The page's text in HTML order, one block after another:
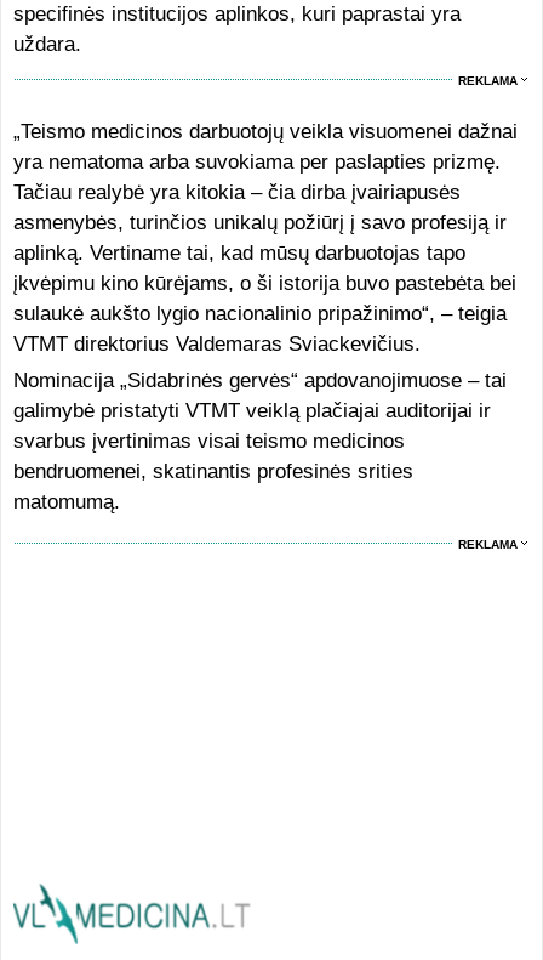
specifinės institucijos aplinkos, kuri paprastai yra
uždara.
REKLAMA
„Teismo medicinos darbuotojų veikla visuomenei dažnai
yra nematoma arba suvokiama per paslapties prizmę.
Tačiau realybė yra kitokia – čia dirba įvairiapusės
asmenybės, turinčios unikalų požiūrį į savo profesiją ir
aplinką. Vertiname tai, kad mūsų darbuotojas tapo
įkvėpimu kino kūrėjams, o ši istorija buvo pastebėta bei
sulaukė aukšto lygio nacionalinio pripažinimo“, – teigia
VTMT direktorius Valdemaras Sviackevičius.
Nominacija „Sidabrinės gervės“ apdovanojimuose – tai
galimybė pristatyti VTMT veiklą plačiajai auditorijai ir
svarbus įvertinimas visai teismo medicinos
bendruomenei, skatinantis profesinės srities
matomumą.
REKLAMA